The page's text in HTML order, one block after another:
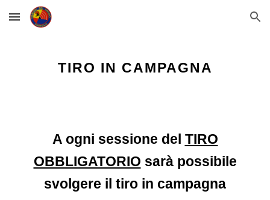
Skip to main content Skip to navigation
TIRO IN CAMPAGNA
A ogni sessione del TIRO
OBBLIGATORIO sarà possibile
svolgere il tiro in campagna